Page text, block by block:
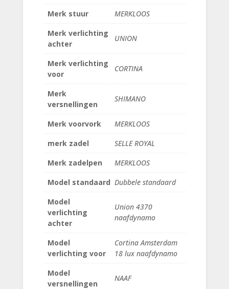
Merk stuur
MERKLOOS
Merk verlichting
achter
UNION
Merk verlichting
voor
CORTINA
Merk
versnellingen
SHIMANO
Merk voorvork
MERKLOOS
merk zadel
SELLE ROYAL
Merk zadelpen
MERKLOOS
Model standaard Dubbele standaard
Model
verlichting
achter
Union 4370
naafdynamo
Model
verlichting voor
Cortina Amsterdam
18 lux naafdynamo
Model
versnellingen
NAAF